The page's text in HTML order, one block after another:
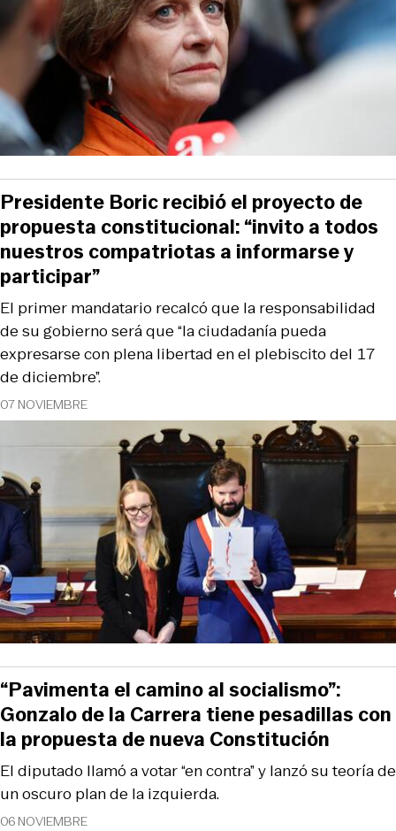
07 NOVIEMBRE
El primer mandatario recalcó que la responsabilidad
de su gobierno será que “la ciudadanía pueda
expresarse con plena libertad en el plebiscito del 17
de diciembre”.
Presidente Boric recibió el proyecto de
propuesta constitucional: “invito a todos
nuestros compatriotas a informarse y
participar”
06 NOVIEMBRE
El diputado llamó a votar “en contra” y lanzó su teoría de
un oscuro plan de la izquierda.
“Pavimenta el camino al socialismo”:
Gonzalo de la Carrera tiene pesadillas con
la propuesta de nueva Constitución